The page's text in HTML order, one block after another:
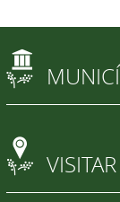
VISITAR